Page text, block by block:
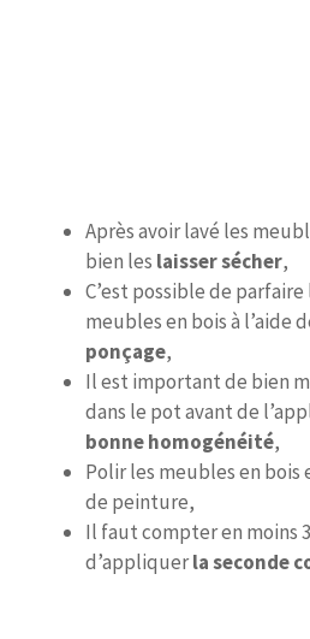
Après avoir lavé les
bien les laisser sécher,
C’est possible de
meubles en bois à l’aide
ponçage,
Il est important de bien
dans le pot avant de
bonne homogénéité,
Polir les meubles en bois
de peinture,
Il faut compter en moins
d’appliquerla seconde